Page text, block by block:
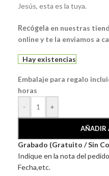
Jesús, esta es la tuya.
Recógela en nuestras
online y te la enviamos a
Hay existencias
Embalaje para regalo
horas
-
+
AÑADIR
Grabado (Gratuito / Sin
Indique en la nota del
Fecha,etc.